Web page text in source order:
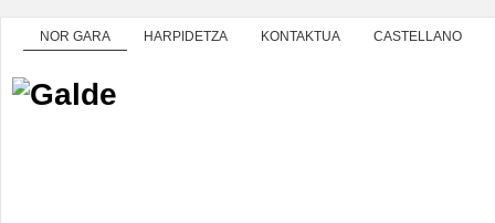
NOR GARA HARPIDETZA KONTAKTUA CASTELLANO